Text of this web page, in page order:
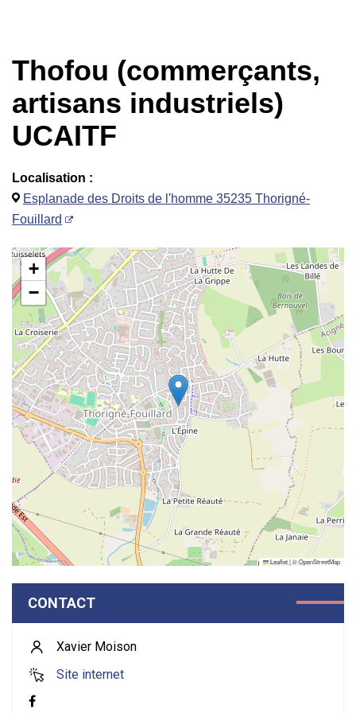
Thofou (commerçants,
artisans industriels)
UCAITF
Localisation :
Esplanade des Droits de l'homme 35235 Thorigné-
Fouillard
+
−
Leaflet|©OpenStreetMap
CONTACT
Xavier Moison
Site internet
Facebook